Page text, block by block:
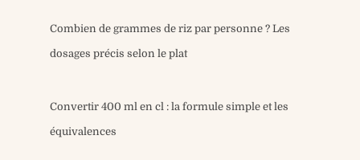
Combien de grammes de riz par personne ? Les
dosages précis selon le plat
Convertir 400 ml en cl : la formule simple et les
équivalences